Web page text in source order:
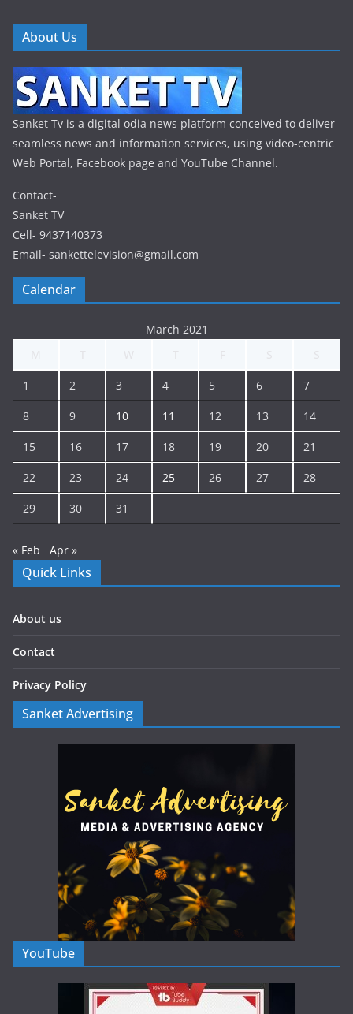
About Us
Sanket Tv is a digital odia news platform conceived to deliver
seamless news and information services, using video-centric
Web Portal, Facebook page and YouTube Channel.
Contact-
Sanket TV
Cell- 9437140373
Email- sankettelevision@gmail.com
Calendar
March 2021
1 2 3 4 5 6 7
8 9 10 11 12 13 14
15 16 17 18 19 20 21
22 23 24 25 26 27 28
29 30 31
« Feb Apr »
Quick Links
About us
Contact
Privacy Policy
Sanket Advertising
YouTube